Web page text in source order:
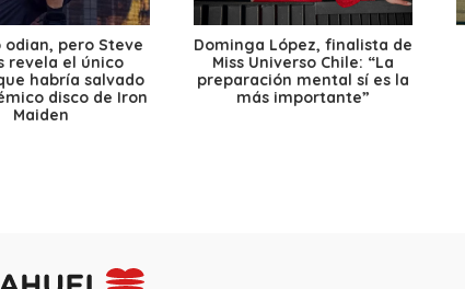
odian, pero Steve
revela el único
habría salvado
disco de Iron
Maiden
Dominga López, finalista de
Miss Universo Chile: “La
preparación mental sí es la
más importante”